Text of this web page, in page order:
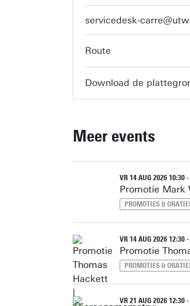
servicedesk-
Route
Download de
Meer events
VR 14 AUG 2026 10:30
Promotie Mark
PROMOTIES &
VR 14 AUG 2026 12:30
Promotie
PROMOTIES &
VR 21 AUG 2026 12:30